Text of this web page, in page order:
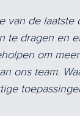
van de laatste
te dragen en
om
ons team.